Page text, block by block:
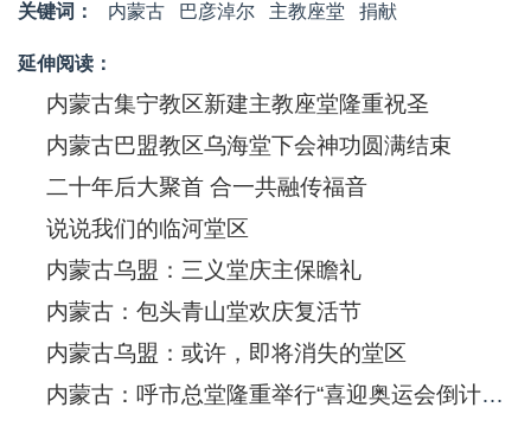
关键词： 内蒙古 巴彦淖尔 主教座堂 捐献
延伸阅读：
内蒙古集宁教区新建主教座堂隆重祝圣
内蒙古巴盟教区乌海堂下会神功圆满结束
二十年后大聚首 合一共融传福音
说说我们的临河堂区
内蒙古乌盟：三义堂庆主保瞻礼
内蒙古：包头青山堂欢庆复活节
内蒙古乌盟：或许，即将消失的堂区
内蒙古：呼市总堂隆重举行“喜迎奥运会倒计时100天求恩音乐大礼弥撒”